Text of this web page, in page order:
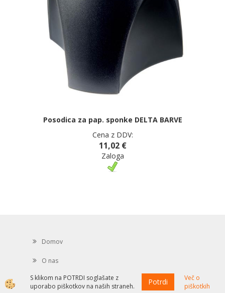
Posodica za pap. sponke DELTA BARVE
Cena z DDV:
11,02 €
Zaloga
Domov
O nas
Kontakt
S klikom na POTRDI soglašate z
uporabo piškotkov na naših straneh.
Potrdi
Več o
piškotkih